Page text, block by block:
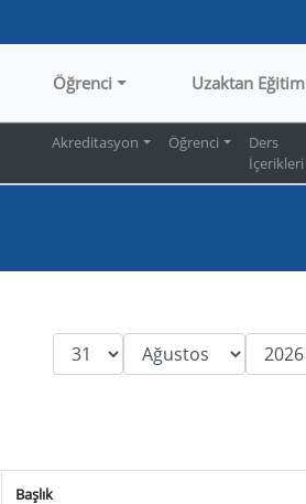
Öğrenci Uzaktan Eğitim
Akreditasyon Öğrenci
Ders
İçerikleri
Başlık